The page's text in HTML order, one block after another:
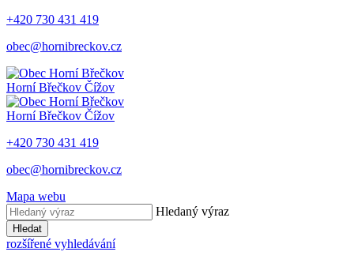
+420 730 431 419
obec@hornibreckov.cz
Horní Břečkov Čížov
Horní Břečkov Čížov
+420 730 431 419
obec@hornibreckov.cz
Mapa webu
Hledaný výraz
Hledat
rozšířené vyhledávání